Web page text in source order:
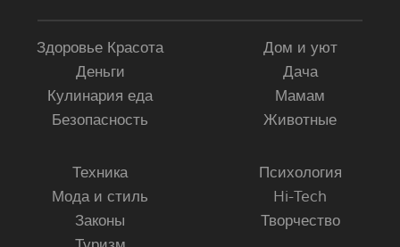
Здоровье Красота
Деньги
Кулинария еда
Безопасность
Дом и уют
Дача
Мамам
Животные
Техника
Мода и стиль
Законы
Психология
Hi-Tech
Творчество